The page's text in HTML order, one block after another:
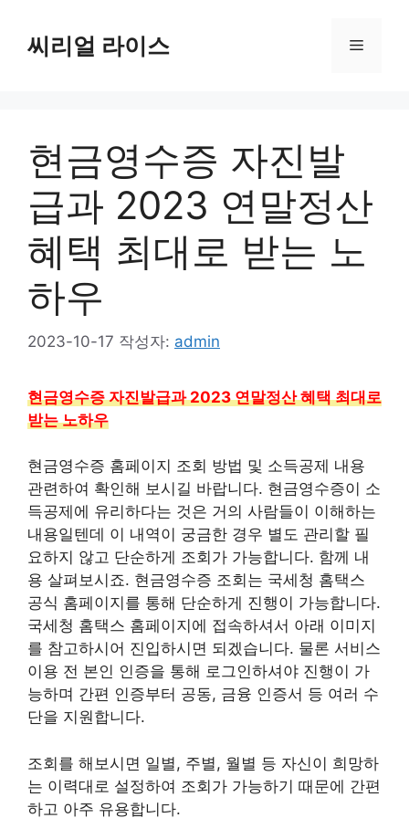
씨리얼 라이스 메
현금영수증 자진발
급과 2023 연말정산
혜택 최대로 받는 노
하우
2023-10-17 작성자: admin
현금영수증 자진발급과 2023 연말정산 혜택 최대로
받는 노하우
현금영수증 홈페이지 조회 방법 및 소득공제 내용
관련하여 확인해 보시길 바랍니다. 현금영수증이 소
득공제에 유리하다는 것은 거의 사람들이 이해하는
내용일텐데 이 내역이 궁금한 경우 별도 관리할 필
요하지 않고 단순하게 조회가 가능합니다. 함께 내
용 살펴보시죠. 현금영수증 조회는 국세청 홈택스
공식 홈페이지를 통해 단순하게 진행이 가능합니다.
국세청 홈택스 홈페이지에 접속하셔서 아래 이미지
를 참고하시어 진입하시면 되겠습니다. 물론 서비스
이용 전 본인 인증을 통해 로그인하셔야 진행이 가
능하며 간편 인증부터 공동, 금융 인증서 등 여러 수
단을 지원합니다.
조회를 해보시면 일별, 주별, 월별 등 자신이 희망하
는 이력대로 설정하여 조회가 가능하기 때문에 간편
하고 아주 유용합니다.